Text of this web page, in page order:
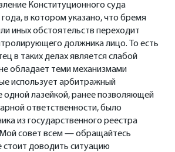
Конституционного суда
в котором указано, что бремя
иных обстоятельств переходит
должника лицо. То есть
в таких делах является слабой
обладает теми механизмами
использует арбитражный
лазейкой, ранее позволяющей
ответственности, было
из государственного реестра
совет всем — обращайтесь
стоит доводить ситуацию